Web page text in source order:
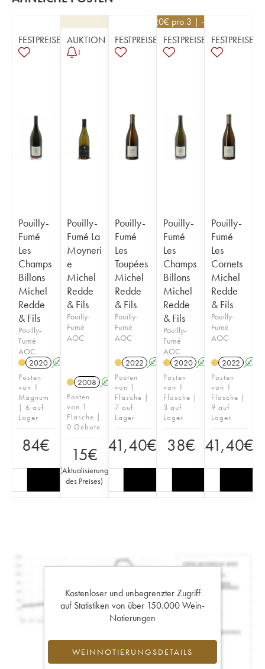
FESTPREISE
Pouilly-
Fumé
Les
Champs
Billons
Michel
Redde
& Fils
Pouilly-
Fumé
AOC
2020 A
Posten
von 1
Magnum
| 6 auf
Lager
84€
AUKTION
1
Pouilly-
Fumé La
Moyneri
e
Michel
Redde
& Fils
Pouilly-
Fumé
AOC
2008 A
Posten
von 1
Flasche |
0 Gebote
15€
(Aktualisierung
des Preises)
FESTPREISE
Pouilly-
Fumé
Les
Toupées
Michel
Redde
& Fils
Pouilly-
Fumé
AOC
2022 A
Posten
von 1
Flasche |
7 auf
Lager
41,40€
34,20€ pro 3 | -10%
FESTPREISE
Pouilly-
Fumé
Les
Champs
Billons
Michel
Redde
& Fils
Pouilly-
Fumé
AOC
2020 A
Posten
von 1
Flasche |
3 auf
Lager
38€
FESTPREISE
Pouilly-
Fumé
Les
Cornets
Michel
Redde
& Fils
Pouilly-
Fumé
AOC
2022 A
Posten
von 1
Flasche |
9 auf
Lager
41,40€
Kostenloser und unbegrenzter Zugriff
auf Statistiken von über 150.000 Wein-
Notierungen
WEINNOTIERUNGSDETAILS